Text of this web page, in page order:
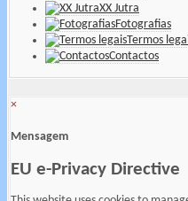
XX Jutra
Fotografias
Termos
Contactos
×
Mensagem
EU e-Privacy Directive